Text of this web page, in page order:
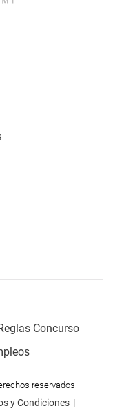
Concurso
reservados.
y Condiciones